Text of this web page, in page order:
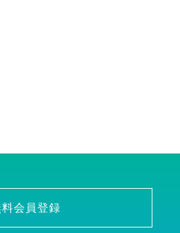
料会員登録